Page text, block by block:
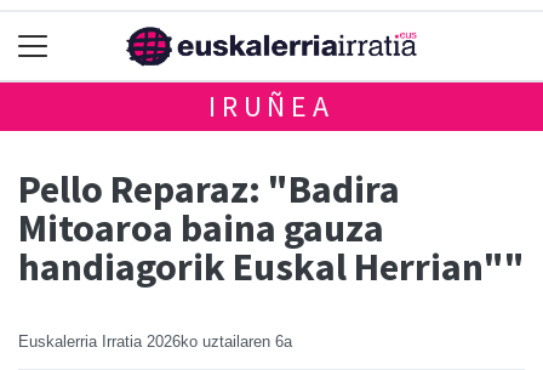
IRUÑEA
Pello Reparaz: "Badira
Mitoaroa baina gauza
handiagorik Euskal Herrian""
Euskalerria Irratia 2026ko uztailaren 6a